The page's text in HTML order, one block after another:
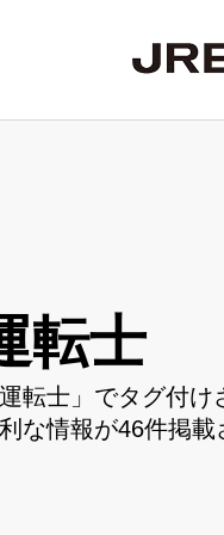
転士
転士」でタグ付け
な情報が46件掲載